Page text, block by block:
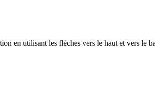
en utilisant les flèches vers le haut et vers le